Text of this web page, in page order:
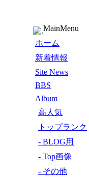
MainMenu
ホーム
新着情報
Site News
BBS
Album
高人気
トップランク
- BLOG用
- Top画像
- その他